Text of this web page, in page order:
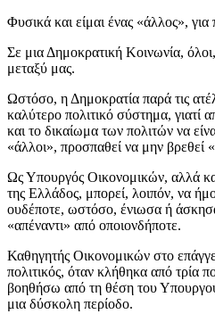
Φυσικά και είμαι ένας «άλλος»,
Σε μια Δημοκρατική Κοινωνία,
μεταξύ μας.
Ωστόσο, η Δημοκρατία παρά τις
καλύτερο πολιτικό σύστημα, γιατί
και το δικαίωμα των πολιτών να
«άλλοι», προσπαθεί να μην βρεθεί
Ως Υπουργός Οικονομικών, αλλά
της Ελλάδος, μπορεί, λοιπόν, να
ουδέποτε, ωστόσο, ένιωσα ή
«απέναντι» από οποιονδήποτε.
Καθηγητής Οικονομικών στο
πολιτικός, όταν κλήθηκα από τρία
βοηθήσω από τη θέση του
μια δύσκολη περίοδο.